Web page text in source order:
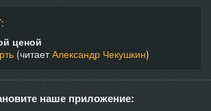
16:03
:
ценой
(читаетАлександр Чекушкин)
наше приложение: